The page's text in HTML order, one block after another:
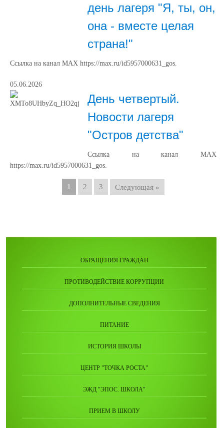
день лагеря "Я, ты, он,
она - вместе целая
страна!"
Ссылка на канал МАХ https://max.ru/id5957000631_gos.
05.06.2026
День четвертый.
Новости лагеря
"Остров детства"
Ссылка на канал МАХ
https://max.ru/id5957000631_gos.
1 2 3 Следующая »
ОБРАЩЕНИЯ ГРАЖДАН
ПРОТИВОДЕЙСТВИЕ КОРРУПЦИИ
ДОПОЛНИТЕЛЬНЫЕ СВЕДЕНИЯ
ПИТАНИЕ
ИСТОРИЯ ШКОЛЫ
ЦЕНТР "ТОЧКА РОСТА"
ЭЖД "ЭПОС. ШКОЛА"
ПРИЕМ В ШКОЛУ